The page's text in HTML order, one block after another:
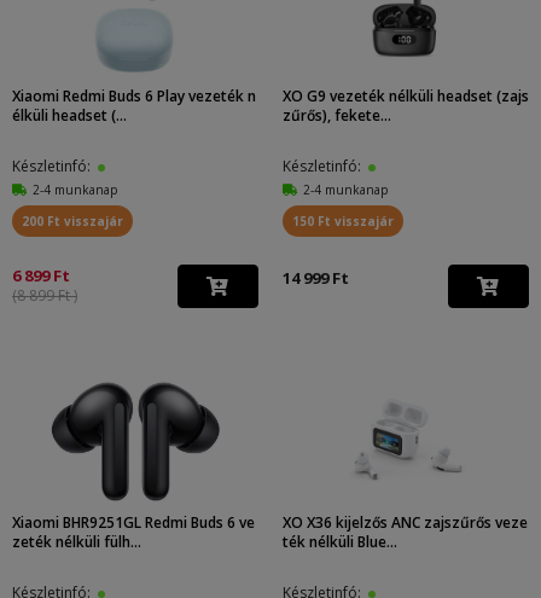
Xiaomi Redmi Buds 6 Play vezeték n
élküli headset (...
Készletinfó:
2-4 munkanap
200 Ft visszajár
6 899 Ft
(8 899 Ft )
XO G9 vezeték nélküli headset (zajs
zűrős), fekete...
Készletinfó:
2-4 munkanap
150 Ft visszajár
14 999 Ft
Xiaomi BHR9251GL Redmi Buds 6 ve
zeték nélküli fülh...
Készletinfó:
XO X36 kijelzős ANC zajszűrős veze
ték nélküli Blue...
Készletinfó: